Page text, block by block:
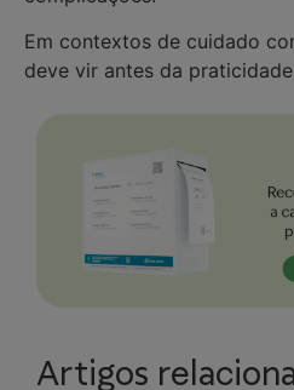
Em contextos de cuidado
deve vir antes da
Artigos